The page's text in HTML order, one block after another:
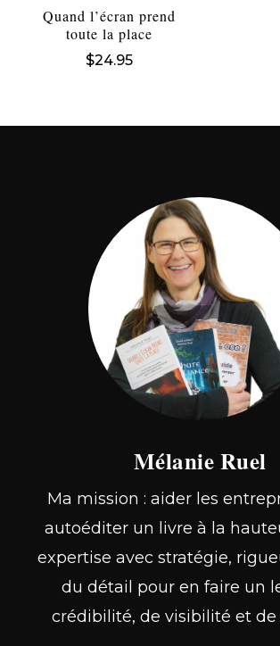
Quand l’écran prend
toute la place
$24.95
Mélanie Ruel
Ma mission : aider les
autoéditer un livre à la
expertise avec stratégie,
du détail pour en faire un
crédibilité, de visibilité et de